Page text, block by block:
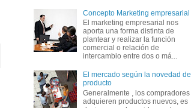
Concepto Marketing empresarial
El marketing empresarial nos
aporta una forma distinta de
plantear y realizar la función
comercial o relación de
intercambio entre dos o má...
El mercado según la novedad del
producto
Generalmente , los compradores
adquieren productos nuevos, es